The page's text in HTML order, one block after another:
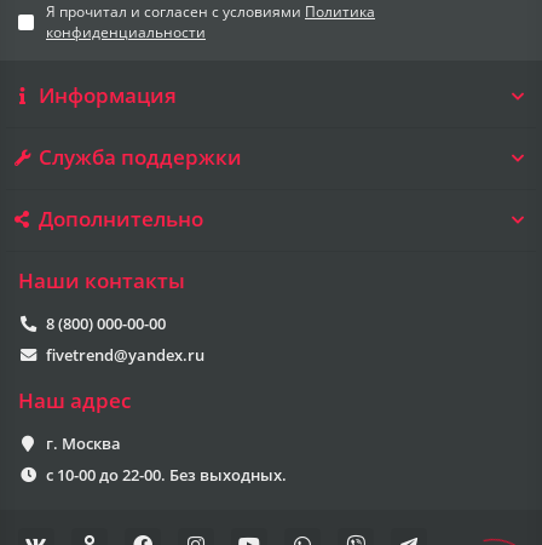
Я прочитал и согласен с условиями Политика
конфиденциальности
Информация
Служба поддержки
Дополнительно
Наши контакты
8 (800) 000-00-00
fivetrend@yandex.ru
Наш адрес
г. Москва
с 10-00 до 22-00. Без выходных.